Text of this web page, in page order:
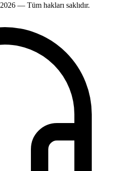
2026 — Tüm hakları saklıdır.